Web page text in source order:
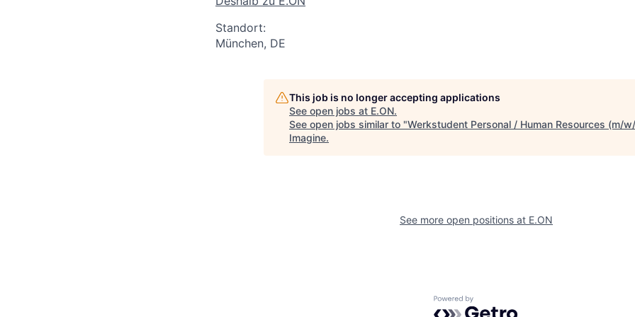
Standort:
München, DE
This job is no longer accepting applications
See open jobs at E.ON.
See open jobs similar to "Werkstudent Personal / Human Resources (m/
Imagine.
See more open positions at E.ON
Powered by Getro.com